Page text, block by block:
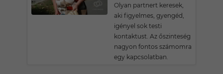
Olyan partnert keresek,
aki figyelmes, gyengéd,
igényel sok testi
kontaktust. Az őszinteség
nagyon fontos számomra
egy kapcsolatban.